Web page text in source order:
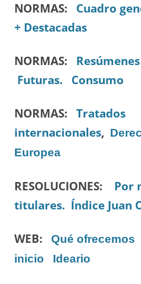
NORMAS: Cuadro
+ Destacadas
NORMAS:
Futuras.
Consumo
NORMAS: Tratados
internacionales,
Europea
RESOLUCIONES: Por
titulares. Índice Juan
WEB: Qué ofrecemos
inicio
Ideario